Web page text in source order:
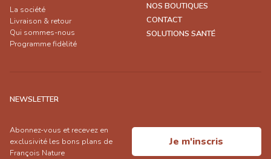
La société
Livraison & retour
Qui sommes-nous
Programme fidèlité
NOS BOUTIQUES
CONTACT
SOLUTIONS SANTÉ
NEWSLETTER
Abonnez-vous et recevez en
exclusivité les bons plans de
François Nature
Je m'inscris